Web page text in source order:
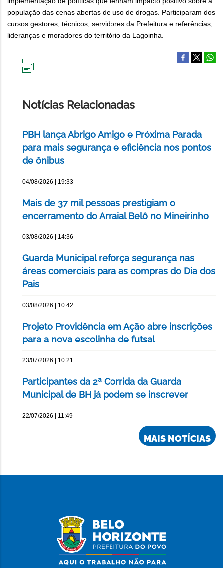
população das cenas abertas de uso de drogas. Participaram dos
cursos gestores, técnicos, servidores da Prefeitura e referências,
lideranças e moradores do território da Lagoinha.
Notícias Relacionadas
PBH lança Abrigo Amigo e Próxima Parada
para mais segurança e eficiência nos pontos
de ônibus
04/08/2026 | 19:33
Mais de 37 mil pessoas prestigiam o
encerramento do Arraial Belô no Mineirinho
03/08/2026 | 14:36
Guarda Municipal reforça segurança nas
áreas comerciais para as compras do Dia dos
Pais
03/08/2026 | 10:42
Projeto Providência em Ação abre inscrições
para a nova escolinha de futsal
23/07/2026 | 10:21
Participantes da 2ª Corrida da Guarda
Municipal de BH já podem se inscrever
22/07/2026 | 11:49
MAIS NOTÍCIAS